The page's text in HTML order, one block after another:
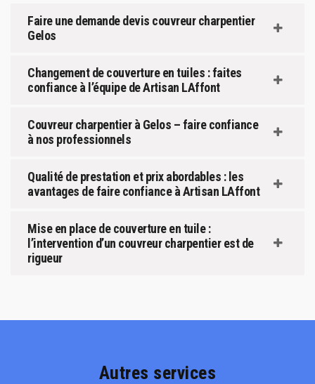
Faire une demande devis couvreur charpentier
Gelos
Changement de couverture en tuiles : faites
confiance à l’équipe de Artisan LAffont
Couvreur charpentier à Gelos – faire confiance
à nos professionnels
Qualité de prestation et prix abordables : les
avantages de faire confiance à Artisan LAffont
Mise en place de couverture en tuile :
l’intervention d’un couvreur charpentier est de
rigueur
Autres services